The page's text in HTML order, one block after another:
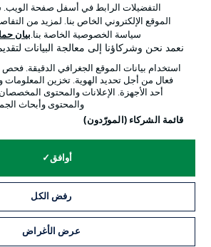
إدارة التفضيلات بيان الخصوصية
القنوات الناقلة
الوظائف جهة النشر
التفضيلات الرابط في أسفل صفحة الويب.
الموقع الإلكتروني الخاص بنا. لمزيد من
سياسة الخصوصية الخاصة بنا.بيان
نعمد نحن وشركاؤنا إلى معالجة البيانات
استخدام بيانات الموقع الجغرافي الدقيقة.
فعال من أجل تحديد الهوية. تخزين المعلومات
أحد الأجهزة. الإعلانات والمحتوى
والمحتوى وأبحاث
قائمة الشركاء (المورّدون)
أوافق
رفض الكل
عرض الأغراض